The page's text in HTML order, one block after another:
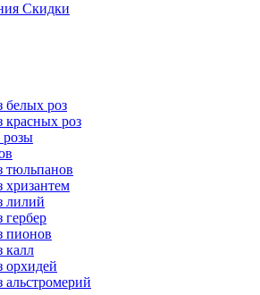
Скидки
белых роз
красных роз
розы
тюльпанов
хризантем
лилий
гербер
пионов
калл
орхидей
альстромерий